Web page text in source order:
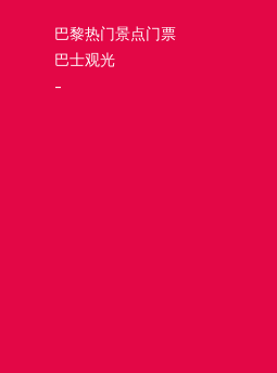
巴黎热门景点门票
巴士观光
-